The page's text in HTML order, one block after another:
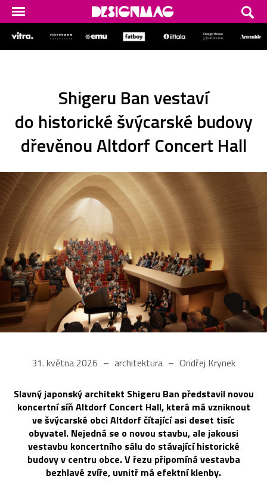
Shigeru Ban vestaví
do historické švýcarské budovy
dřevěnou Altdorf Concert Hall
31. května 2026 architektura Ondřej Krynek
Slavný japonský architekt Shigeru Ban představil novou
koncertní síň Altdorf Concert Hall, která má vzniknout
ve švýcarské obci Altdorf čítající asi deset tisíc
obyvatel. Nejedná se o novou stavbu, ale jakousi
vestavbu koncertního sálu do stávající historické
budovy v centru obce. V řezu připomíná vestavba
bezhlavé zvíře, uvnitř má efektní klenby.